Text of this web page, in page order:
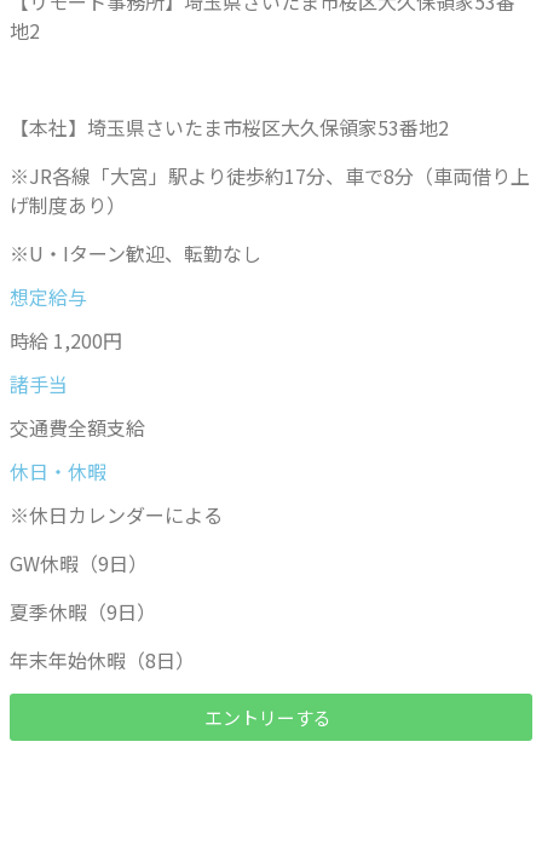
地2
【本社】埼玉県さいたま市桜区大久保領家53番地2
※JR各線「大宮」駅より徒歩約17分、車で8分（車両借り上
げ制度あり）
※U・Iターン歓迎、転勤なし
想定給与
時給 1,200円
諸手当
交通費全額支給
休日・休暇
※休日カレンダーによる
GW休暇（9日）
夏季休暇（9日）
年末年始休暇（8日）
エントリーする